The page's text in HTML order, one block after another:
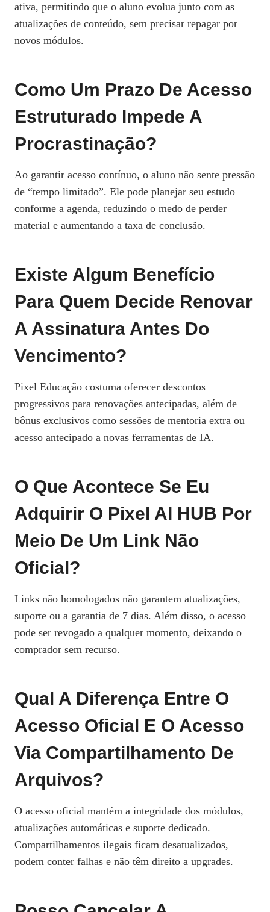
ativa, permitindo que o aluno evolua junto com as
atualizações de conteúdo, sem precisar repagar por
novos módulos.
Como Um Prazo De Acesso
Estruturado Impede A
Procrastinação?
Ao garantir acesso contínuo, o aluno não sente pressão
de “tempo limitado”. Ele pode planejar seu estudo
conforme a agenda, reduzindo o medo de perder
material e aumentando a taxa de conclusão.
Existe Algum Benefício
Para Quem Decide Renovar
A Assinatura Antes Do
Vencimento?
Pixel Educação costuma oferecer descontos
progressivos para renovações antecipadas, além de
bônus exclusivos como sessões de mentoria extra ou
acesso antecipado a novas ferramentas de IA.
O Que Acontece Se Eu
Adquirir O Pixel AI HUB Por
Meio De Um Link Não
Oficial?
Links não homologados não garantem atualizações,
suporte ou a garantia de 7 dias. Além disso, o acesso
pode ser revogado a qualquer momento, deixando o
comprador sem recurso.
Qual A Diferença Entre O
Acesso Oficial E O Acesso
Via Compartilhamento De
Arquivos?
O acesso oficial mantém a integridade dos módulos,
atualizações automáticas e suporte dedicado.
Compartilhamentos ilegais ficam desatualizados,
podem conter falhas e não têm direito a upgrades.